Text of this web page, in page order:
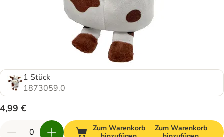
1 Stück
1873059.0
4,99 €
Zum Warenkorb
Zum Warenkorb